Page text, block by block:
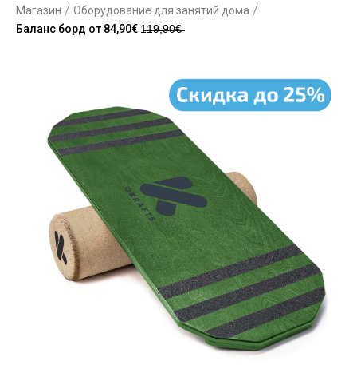
Магазин / Оборудование для занятий дома /
Баланс борд от 84,90€ 1̶1̶9̶,̶9̶0̶€̶